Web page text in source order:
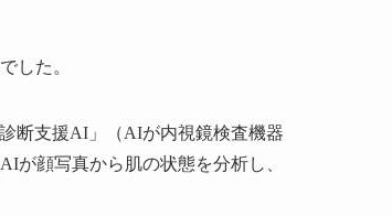
した。
断支援AI」（AIが内視鏡検査機器
が顔写真から肌の状態を分析し、